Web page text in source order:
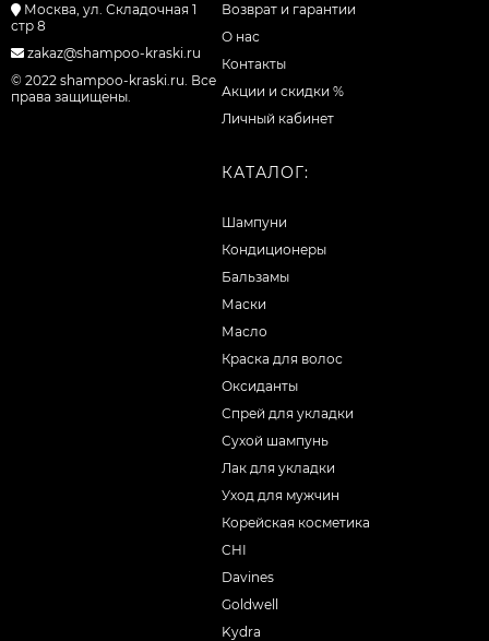
Москва, ул. Складочная 1
стр 8
zakaz@shampoo-kraski.ru
© 2022 shampoo-kraski.ru. Все
права защищены.
Возврат и гарантии
О нас
Контакты
Акции и скидки %
Личный кабинет
КАТАЛОГ:
Шампуни
Кондиционеры
Бальзамы
Маски
Масло
Краска для волос
Оксиданты
Спрей для укладки
Сухой шампунь
Лак для укладки
Уход для мужчин
Корейская косметика
CHI
Davines
Goldwell
Kydra